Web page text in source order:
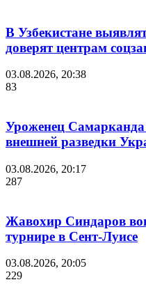
В Узбекистане
доверят центрам
03.08.2026, 20:38
83
Уроженец
внешней разведки
03.08.2026, 20:17
287
Жавохир Синдаров
турнире в Сент-Луисе
03.08.2026, 20:05
229